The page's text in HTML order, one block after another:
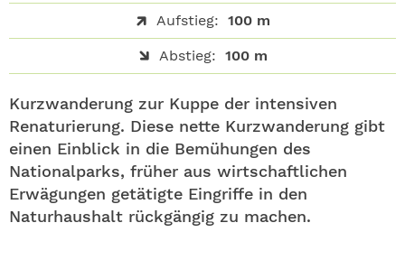
Aufstieg: 100 m
Abstieg: 100 m
Kurzwanderung zur Kuppe der intensiven
Renaturierung. Diese nette Kurzwanderung gibt
einen Einblick in die Bemühungen des
Nationalparks, früher aus wirtschaftlichen
Erwägungen getätigte Eingriffe in den
Naturhaushalt rückgängig zu machen.